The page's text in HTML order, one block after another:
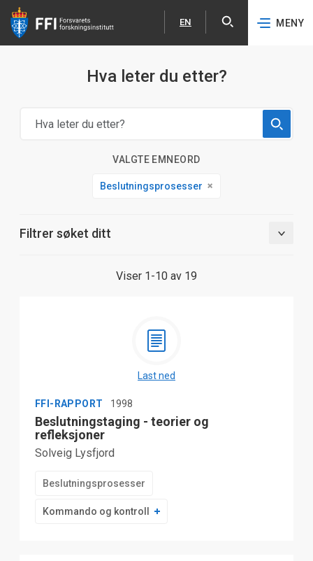
Hopp til hovedinnhold
EN
English MENY
Hva leter du etter?
VALGTE EMNEORD
Beslutningsprosesser
Filtrer søket ditt
Viser 1-10 av 19
Last ned
FFI-RAPPORT 1998
Beslutningstaging - teorier og
refleksjoner
Solveig Lysfjord
Beslutningsprosesser
Kommando og kontroll